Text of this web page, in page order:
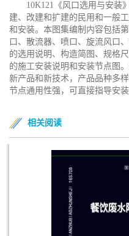
10K121《风口选用与安装
建、改建和扩建的民用和一般
和安装。本图集编制内容包括
口、散流器、喷口、旋流风口
的选用说明、构造简图、规格
的施工安装说明和安装节点图
新产品和新技术，产品品种多
节点通用性强，可直接指导安装
相关阅读